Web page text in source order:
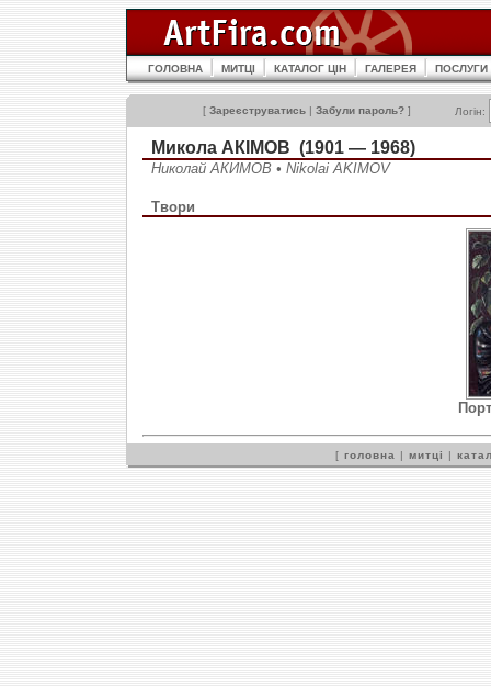
ГОЛОВНА МИТЦІ КАТАЛОГ ЦІН ГАЛЕРЕЯ ПОСЛУГИ
[ Зареєструватись | Забули пароль? ] Логін:
Микола АКІМОВ (1901 — 1968)
Николай АКИМОВ • Nikolai AKIMOV
Твори
[ головна | митці |